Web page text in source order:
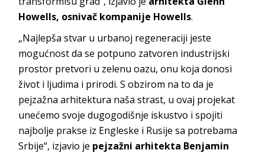
Howells, osnivač kompanije Howells.
„Najlepša stvar u urbanoj regeneraciji jeste
mogućnost da se potpuno zatvoren industrijski
prostor pretvori u zelenu oazu, onu koja donosi
život i ljudima i prirodi. S obzirom na to da je
pejzažna arhitektura naša strast, u ovaj projekat
unećemo svoje dugogodišnje iskustvo i spojiti
najbolje prakse iz Engleske i Rusije sa potrebama
Srbije“, izjavio je pejzažni arhitekta Benjamin